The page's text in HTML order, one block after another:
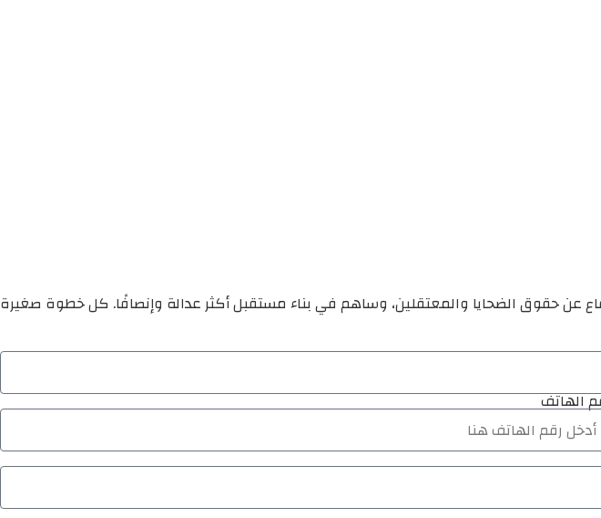
عن حقوق الضحايا والمعتقلين، وساهم في بناء مستقبل أكثر عدالة وإنصافًا. كل خطوة صغيرة
الهاتف